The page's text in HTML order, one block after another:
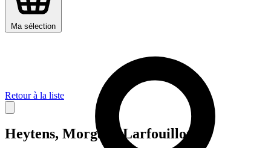
Ma sélection
Retour à la liste
Heytens, Morgane Larfouilloux